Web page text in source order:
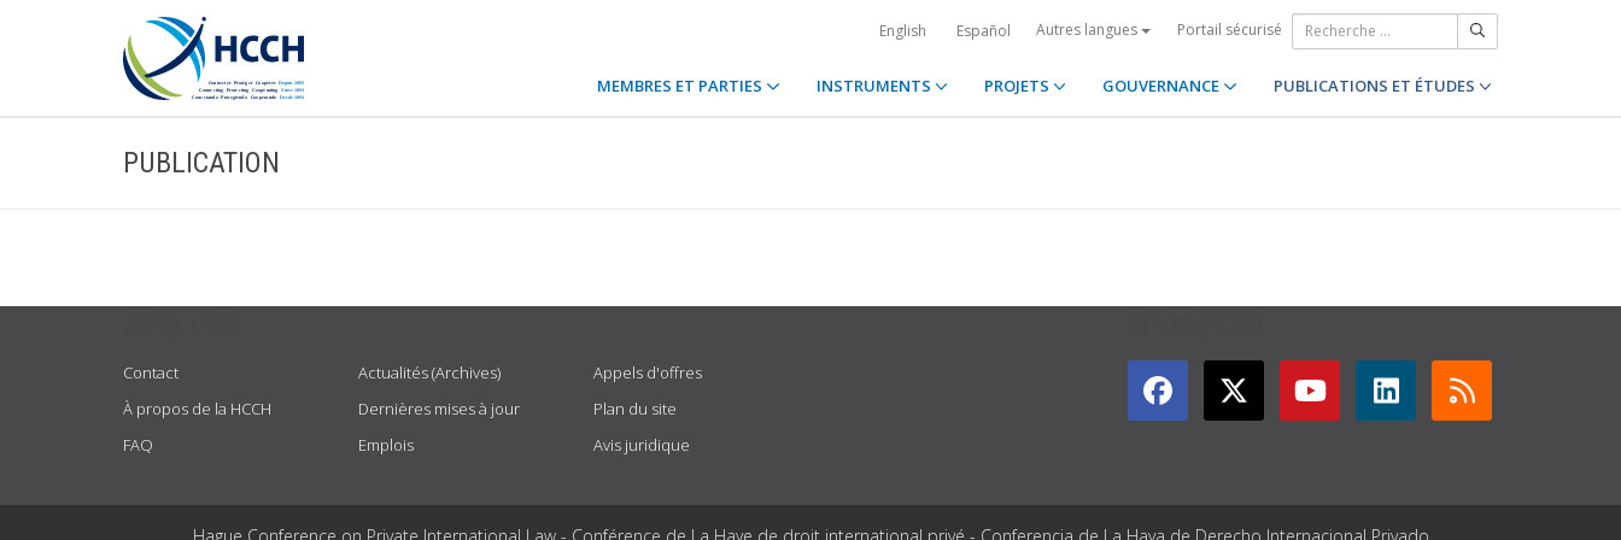
English Español Autres langues Portail sécurisé
MEMBRES ET PARTIES INSTRUMENTS PROJETS GOUVERNANCE PUBLICATIONS ET ÉTUDES
PUBLICATION
Contact
À propos de la HCCH
FAQ
Actualités (Archives)
Dernières mises à jour
Emplois
Appels d'offres
Plan du site
Avis juridique